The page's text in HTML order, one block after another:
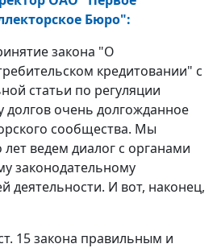
Бюро":
закона "О
кредитовании" с
статьи по регуляции
долгов очень долгожданное
сообщества. Мы
ведем диалог с органами
законодательному
деятельности. И вот, наконец,
15 закона правильным и